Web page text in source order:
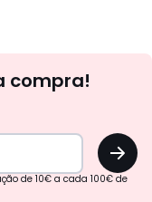
compra!
OK
de 10€ a cada 100€ de